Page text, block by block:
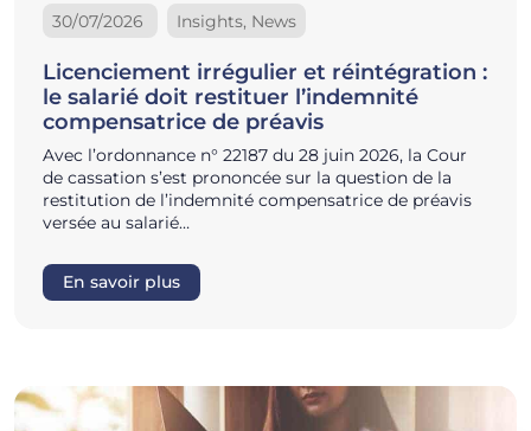
30/07/2026 Insights, News
Licenciement irrégulier et réintégration :
le salarié doit restituer l’indemnité
compensatrice de préavis
Avec l’ordonnance n° 22187 du 28 juin 2026, la Cour
de cassation s’est prononcée sur la question de la
restitution de l’indemnité compensatrice de préavis
versée au salarié…
En savoir plus